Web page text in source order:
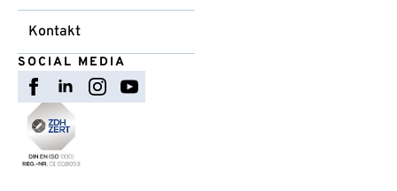
Kontakt
SOCIAL MEDIA